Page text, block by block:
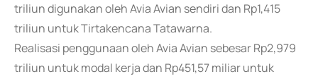
triliun digunakan oleh Avia Avian sendiri dan Rp1,415
triliun untuk Tirtakencana Tatawarna.
Realisasi penggunaan oleh Avia Avian sebesar Rp2,979
triliun untuk modal kerja dan Rp451,57 miliar untuk